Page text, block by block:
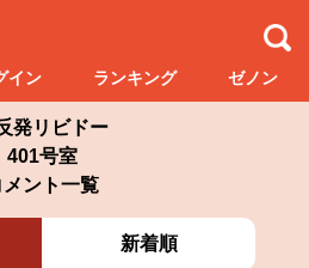
イン ランキング ゼノン
発リビドー
401号室
メント一覧
新着順